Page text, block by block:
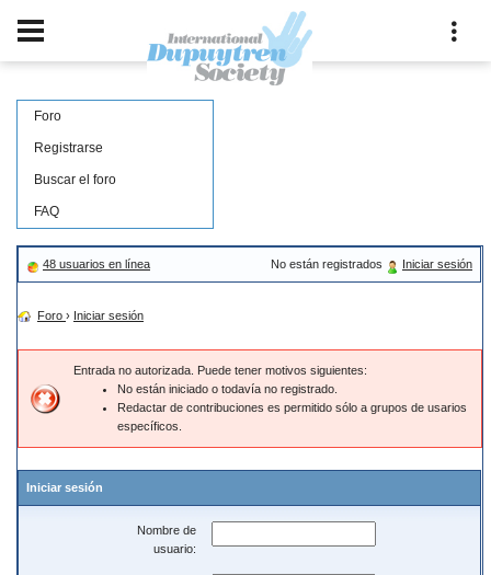
Foro
Registrarse
Buscar el foro
FAQ
48 usuarios en línea No están registrados Iniciar sesión
Foro › Iniciar sesión
Entrada no autorizada. Puede tener motivos siguientes:
No están iniciado o todavía no registrado.
Redactar de contribuciones es permitido sólo a grupos de usarios
específicos.
Iniciar sesión
Nombre de
usuario: